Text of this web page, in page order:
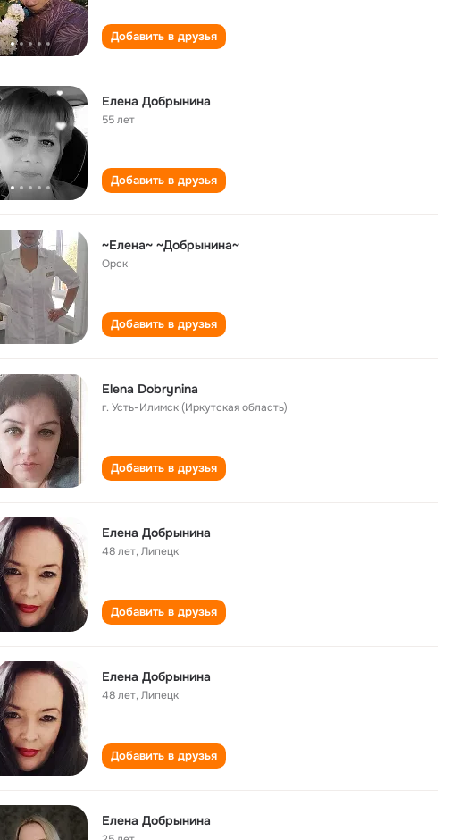
Добавить в друзья
Елена Добрынина
55 лет
Добавить в друзья
~Елена~ ~Добрынина~
Орск
Добавить в друзья
Elena Dobrynina
г. Усть-Илимск (Иркутская область)
Добавить в друзья
Елена Добрынина
48 лет,Липецк
Добавить в друзья
Елена Добрынина
48 лет,Липецк
Добавить в друзья
Елена Добрынина